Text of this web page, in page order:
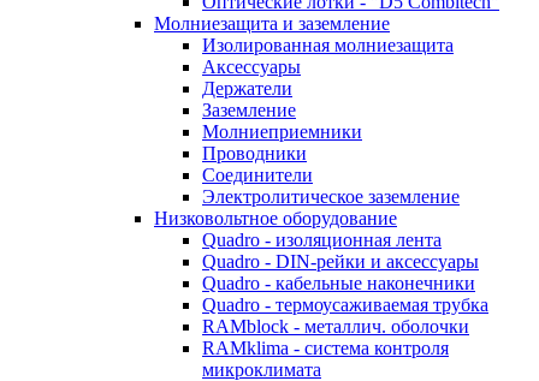
Молниезащита и заземление
Изолированная молниезащита
Аксессуары
Держатели
Заземление
Молниеприемники
Проводники
Соединители
Электролитическое заземление
Низковольтное оборудование
Quadro - изоляционная лента
Quadro - DIN-рейки и аксессуары
Quadro - кабельные наконечники
Quadro - термоусаживаемая трубка
RAMblock - металлич. оболочки
RAMklima - система контроля
микроклимата